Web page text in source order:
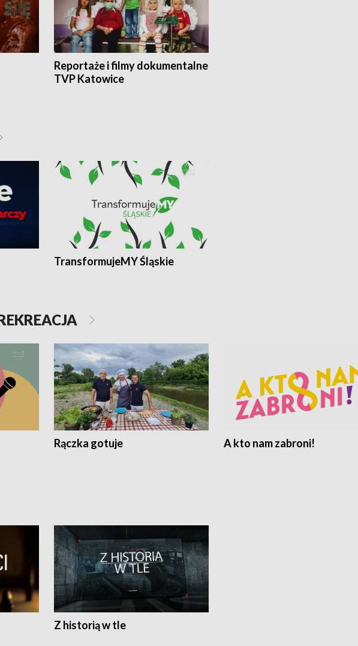
Reportaże i filmy dokumentalne
TVP Katowice
TransformujeMY Śląskie
Rączka gotuje A kto nam zabroni!
Z historią w tle